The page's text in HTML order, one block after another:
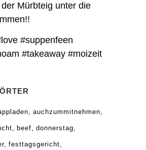
Mürbteig unter die
#suppenfeen
#takeaway #moizeit
auchzummitnehmen
beef donnerstag
festtagsgericht